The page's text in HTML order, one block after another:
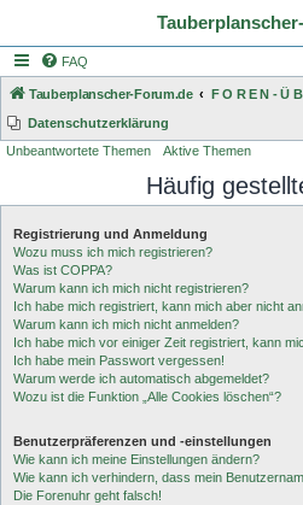
FAQ
Tauberplanscher-Forum.de
Datenschutzerklärung
Unbeantwortete Themen Aktive Themen
Häufig
Registrierung und Anmeldung
Wozu muss ich mich registrieren?
Was ist COPPA?
Warum kann ich mich nicht registrieren?
Ich habe mich registriert, kann mich aber nicht
Warum kann ich mich nicht anmelden?
Ich habe mich vor einiger Zeit registriert, kann
Ich habe mein Passwort vergessen!
Warum werde ich automatisch abgemeldet?
Wozu ist die Funktion „Alle Cookies löschen“?
Benutzerpräferenzen und -einstellungen
Wie kann ich meine Einstellungen ändern?
Wie kann ich verhindern, dass mein
Die Forenuhr geht falsch!